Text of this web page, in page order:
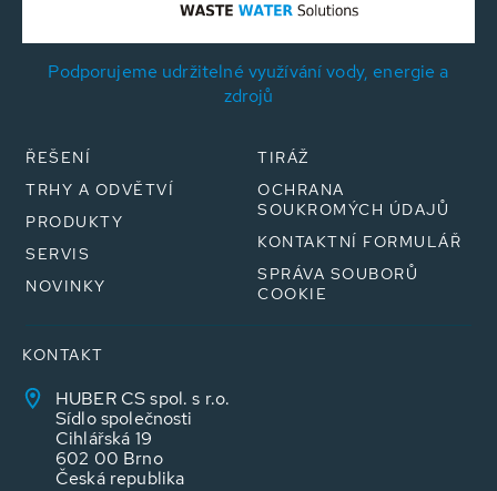
Podporujeme udržitelné využívání vody, energie a
zdrojů
ŘEŠENÍ
TRHY A ODVĚTVÍ
PRODUKTY
SERVIS
NOVINKY
TIRÁŽ
OCHRANA
SOUKROMÝCH ÚDAJŮ
KONTAKTNÍ FORMULÁŘ
SPRÁVA SOUBORŮ
COOKIE
KONTAKT
HUBER CS spol. s r.o.
Sídlo společnosti
Cihlářská 19
602 00 Brno
Česká republika